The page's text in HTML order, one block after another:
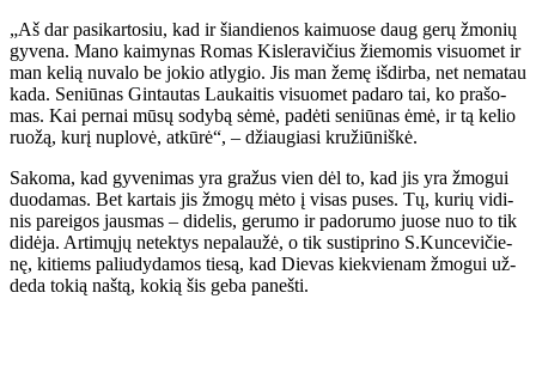
„Aš dar pa­si­kar­to­siu, kad ir šian­die­nos kai­muo­se daug ge­rų žmo­nių
gy­ve­na. Ma­no kai­my­nas Ro­mas Kis­le­ra­vi­čius žie­mo­mis vi­suo­met ir
man ke­lią nu­va­lo be jo­kio at­ly­gio. Jis man že­mę iš­dir­ba, net ne­ma­tau
ka­da. Se­niū­nas Gin­tau­tas Lau­kai­tis vi­suo­met pa­da­ro tai, ko pra­šo­
mas. Kai per­nai mū­sų so­dy­bą sė­mė, pa­dė­ti se­niū­nas ėmė, ir tą ke­lio
ruo­žą, ku­rį nu­plo­vė, at­kū­rė“, – džiau­gia­si kru­žiū­niš­kė.
Sa­ko­ma, kad gy­ve­ni­mas yra gra­žus vien dėl to, kad jis yra žmo­gui
duo­da­mas. Bet kar­tais jis žmo­gų mė­to į vi­sas pu­ses. Tų, ku­rių vi­di­
nis pa­rei­gos jaus­mas – di­de­lis, ge­ru­mo ir pa­do­ru­mo juo­se nuo to tik
di­dė­ja. Ar­ti­mų­jų ne­tek­tys ne­pa­lau­žė, o tik su­stip­ri­no S.Kun­ce­vi­čie­
nę, ki­tiems pa­liu­dy­da­mos tie­są, kad Die­vas kiek­vie­nam žmo­gui už­
de­da to­kią naš­tą, ko­kią šis ge­ba pa­neš­ti.